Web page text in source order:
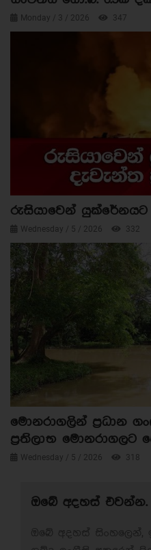
Monday / 3 / 2026 347
රුසියාවෙන් යුක්රේනයට
Wednesday / 5 / 2026 332
මොනරාගලින් ප්‍රධාන
ප්‍රතිලාභ මොනරාගලට
Wednesday / 5 / 2026 318
ඔබේ අදහස් එවන්න.